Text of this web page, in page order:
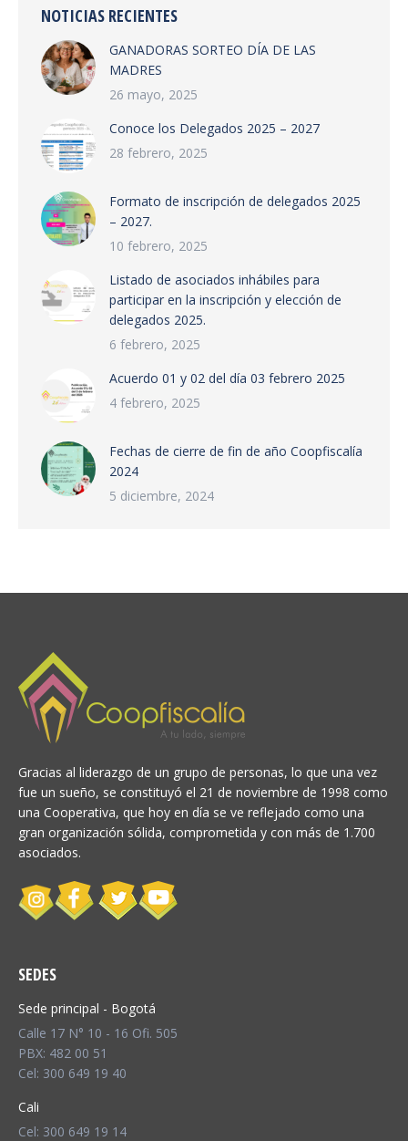
NOTICIAS RECIENTES
GANADORAS SORTEO DÍA DE LAS
MADRES
26 mayo, 2025
Conoce los Delegados 2025 – 2027
28 febrero, 2025
Formato de inscripción de delegados 2025
– 2027.
10 febrero, 2025
Listado de asociados inhábiles para
participar en la inscripción y elección de
delegados 2025.
6 febrero, 2025
Acuerdo 01 y 02 del día 03 febrero 2025
4 febrero, 2025
Fechas de cierre de fin de año Coopfiscalía
2024
5 diciembre, 2024
Gracias al liderazgo de un grupo de personas, lo que una vez
fue un sueño, se constituyó el 21 de noviembre de 1998 como
una Cooperativa, que hoy en día se ve reflejado como una
gran organización sólida, comprometida y con más de 1.700
asociados.
SEDES
Sede principal - Bogotá
Calle 17 N° 10 - 16 Ofi. 505
PBX: 482 00 51
Cel: 300 649 19 40
Cali
Cel: 300 649 19 14